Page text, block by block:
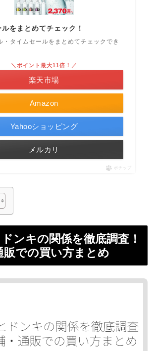
をまとめてチェック！
・タイムセールをまとめてチェックでき
Amazon
＼ポイント最大11倍！／
楽天市場
Yahooショッピング
メルカリ
ポチップ
ンキの関係を徹底調査！
販での買い方まとめ